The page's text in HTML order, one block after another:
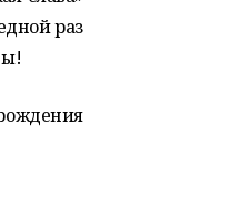
раз